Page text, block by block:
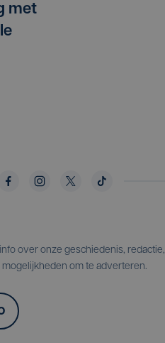
met
over onze geschiedenis, redactie,
mogelijkheden om te adverteren.